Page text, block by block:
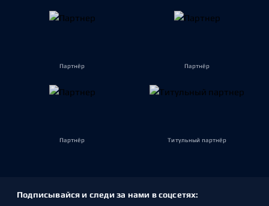
Партнёр Партнёр
Партнёр Титульный партнёр
Подписывайся и следи за нами в соцсетях: